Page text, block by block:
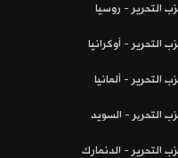
التحرير - روسيا
التحرير - أوكرانيا
التحرير - ألمانيا
التحریر - السويد
التحرير - الدنمارك